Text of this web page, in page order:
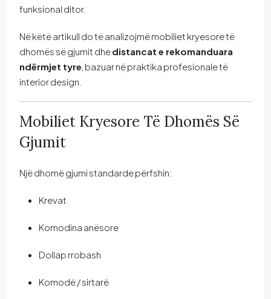
funksional ditor.
Në këtë artikull do të analizojmë mobiliet kryesore të
dhomës së gjumit dhedistancat e rekomanduara
ndërmjet tyre , bazuar në praktika profesionale të
interior design.
Mobiliet Kryesore Të Dhomës Së
Gjumit
Një dhomë gjumi standarde përfshin:
Krevat
Komodina anësore
Dollap rrobash
Komodë / sirtarë